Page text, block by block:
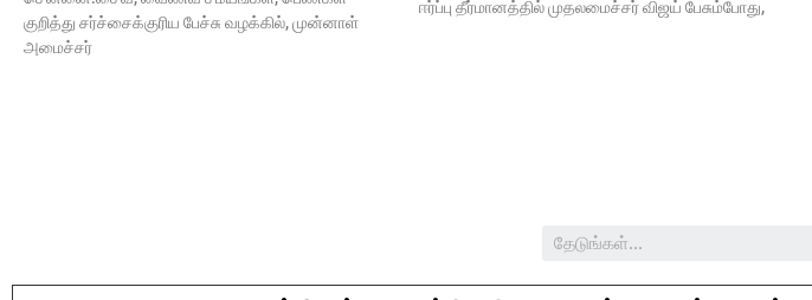
குறித்து சர்ச்சைக்குரிய பேச்சு வழக்கில், முன்னாள்
அமைச்சர்
ஈர்ப்பு தீர்மானத்தில் முதலமைச்சர் விஜய் பேசும்போது,